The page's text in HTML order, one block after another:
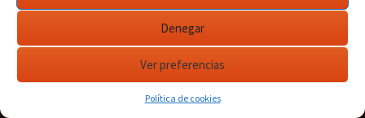
Denegar
Ver preferencias
Política de cookies